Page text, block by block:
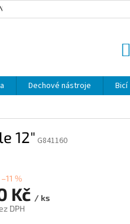
OCHRANY OSOBNÍCH ÚDAJŮ
Dechové nástroje Bicí
12" G841160
–11 %
Kč / ks
DPH